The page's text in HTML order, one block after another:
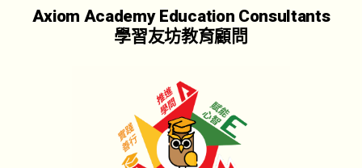
Axiom Academy Education Consultants
學習友坊教育顧問